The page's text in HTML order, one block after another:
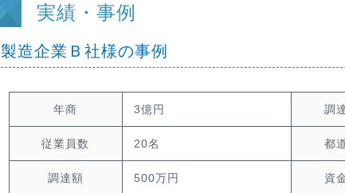
実績・事例
製造企業Ｂ社様の事例
年商 3億円 調
従業員数 20名 都
調達額 500万円 資